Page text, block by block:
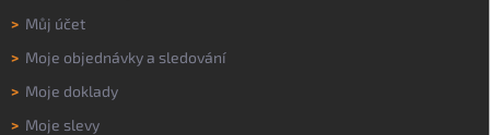
> Můj účet
> Moje objednávky a sledování
> Moje doklady
> Moje slevy